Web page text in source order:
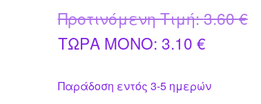
Προτινόμενη Τιμή:3.60€
ΤΩΡΑ MONO: 3.10 €Η
τιμή
Παράδοση εντός 3-5 ημερών